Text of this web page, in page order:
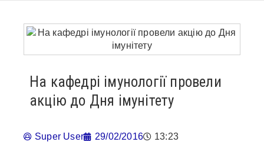
На кафедрі імунології провели
акцію до Дня імунітету
Super User 29/02/2016 13:23